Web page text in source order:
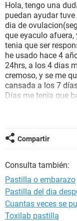
BIENESTAR
SEXUALIDAD
GLOSARIO
Hola, tengo una
puedan ayudar
dia de
que eyaculo afuera,
tenia que ser
he usado hace 4
24hrs, a los 4 dias
cremoso, y se me
cansada a los 7
Días me tenia que
el día de hoy
experiencia con
duda es los
embarazo?
Compartir
Consulta también:
Pastilla o embarazo
Pastilla del dia
Cuantas veces se
Toxilab pastilla